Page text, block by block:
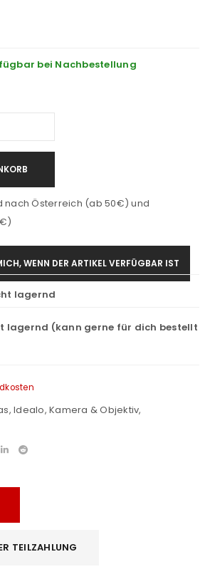
bei Nachbestellung
nach Österreich (ab 50€) und
WENN DER ARTIKEL VERFÜGBAR IST
lagernd
lagernd (kann gerne für dich bestellt
, Idealo, Kamera & Objektiv,
TEILZAHLUNG